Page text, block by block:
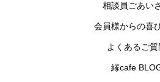
相談員ごあい
会員様からの喜
よくあるご質
縁cafe